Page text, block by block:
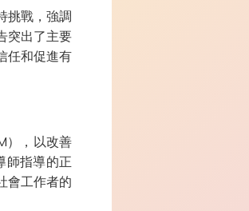
挑戰，強調
突出了主要
任和促進有
），以改善
師指導的正
會工作者的